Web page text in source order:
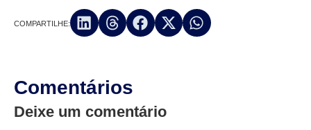
COMPARTILHE:
Comentários
Deixe um comentário